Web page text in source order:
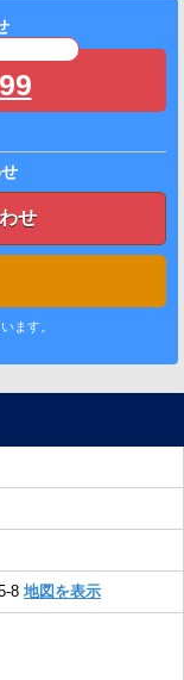
せ
ます。
8 地図を表示